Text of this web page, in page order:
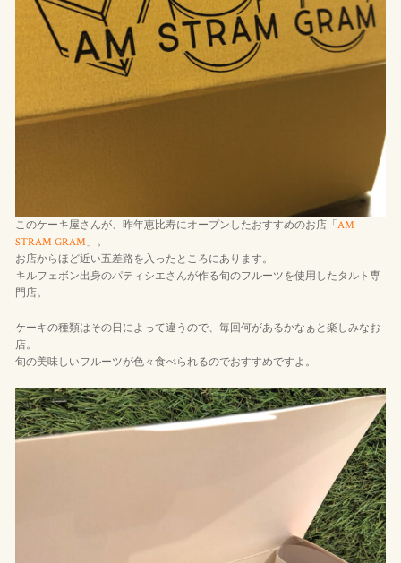
このケーキ屋さんが、昨年恵比寿にオープンしたおすすめのお店「 AM
STRAM GRAM」。
お店からほど近い五差路を入ったところにあります。
キルフェボン出身のパティシエさんが作る旬のフルーツを使用したタルト専
門店。
ケーキの種類はその日によって違うので、毎回何があるかなぁと楽しみなお
店。
旬の美味しいフルーツが色々食べられるのでおすすめですよ。